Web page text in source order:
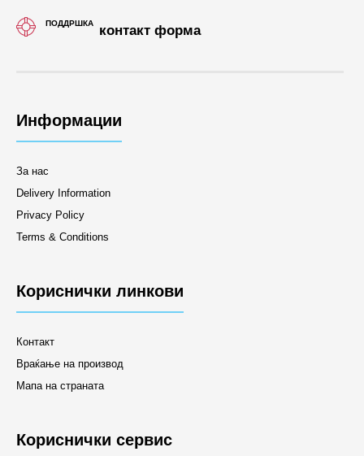
ПОДДРШКА контакт форма
Информации
За нас
Delivery Information
Privacy Policy
Terms & Conditions
Кориснички линкови
Контакт
Враќање на производ
Мапа на страната
Кориснички сервис